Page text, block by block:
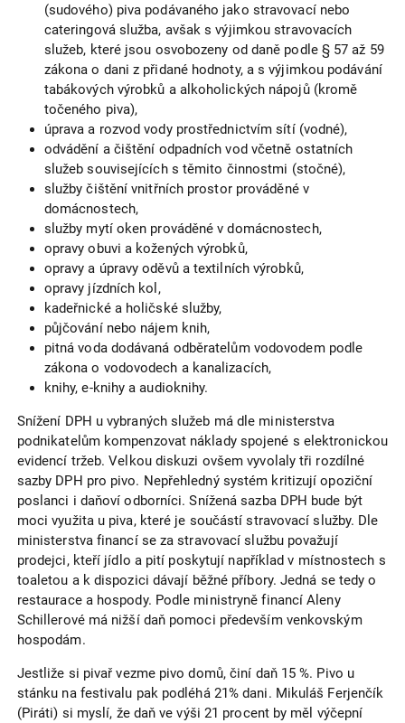
(sudového) piva podávaného jako stravovací nebo
cateringová služba, avšak s výjimkou stravovacích
služeb, které jsou osvobozeny od daně podle § 57 až 59
zákona o dani z přidané hodnoty, a s výjimkou podávání
tabákových výrobků a alkoholických nápojů (kromě
točeného piva),
úprava a rozvod vody prostřednictvím sítí (vodné),
odvádění a čištění odpadních vod včetně ostatních
služeb souvisejících s těmito činnostmi (stočné),
služby čištění vnitřních prostor prováděné v
domácnostech,
služby mytí oken prováděné v domácnostech,
opravy obuvi a kožených výrobků,
opravy a úpravy oděvů a textilních výrobků,
opravy jízdních kol,
kadeřnické a holičské služby,
půjčování nebo nájem knih,
pitná voda dodávaná odběratelům vodovodem podle
zákona o vodovodech a kanalizacích,
knihy, e-knihy a audioknihy.
Snížení DPH u vybraných služeb má dle ministerstva
podnikatelům kompenzovat náklady spojené s elektronickou
evidencí tržeb. Velkou diskuzi ovšem vyvolaly tři rozdílné
sazby DPH pro pivo. Nepřehledný systém kritizují opoziční
poslanci i daňoví odborníci. Snížená sazba DPH bude být
moci využita u piva, které je součástí stravovací služby. Dle
ministerstva financí se za stravovací službu považují
prodejci, kteří jídlo a pití poskytují například v místnostech s
toaletou a k dispozici dávají běžné příbory. Jedná se tedy o
restaurace a hospody. Podle ministryně financí Aleny
Schillerové má nižší daň pomoci především venkovským
hospodám.
Jestliže si pivař vezme pivo domů, činí daň 15 %. Pivo u
stánku na festivalu pak podléhá 21% dani. Mikuláš Ferjenčík
(Piráti) si myslí, že daň ve výši 21 procent by měl výčepní